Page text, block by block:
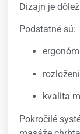
Dizajn je
Podstatné sú:
kvalita
Pokročilé